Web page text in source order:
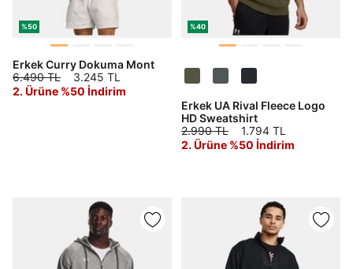
%50
Erkek Curry Dokuma Mont
6.490 TL
3.245 TL
2. Ürüne %50 İndirim
%40
Erkek UA Rival Fleece Logo
HD Sweatshirt
2.990 TL
1.794 TL
2. Ürüne %50 İndirim